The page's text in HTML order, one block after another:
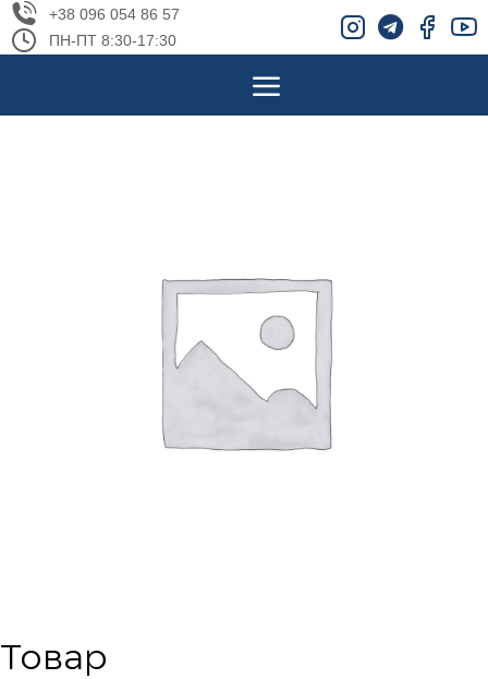
+38 096 054 86 57
ПН-ПТ 8:30-17:30
Товар